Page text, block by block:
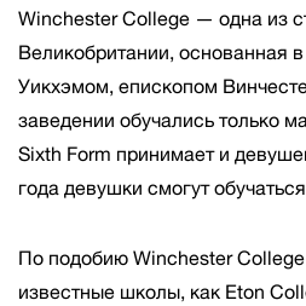
Winchester College — одна из
Великобритании, основанная
Уикхэмом, епископом
заведении обучались только
Sixth Form принимает и
года девушки смогут
По подобию Winchester
известные школы, как Eton